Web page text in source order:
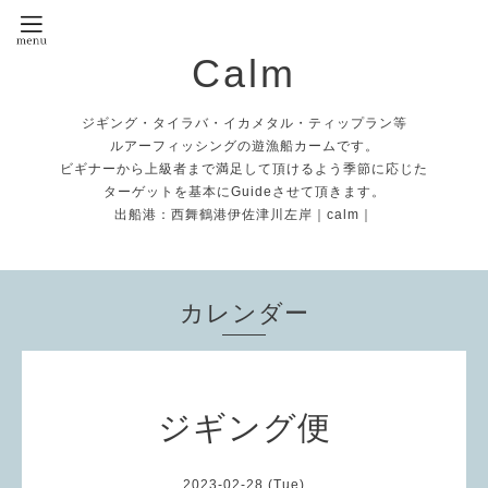
Calm
ジギング・タイラバ・イカメタル・ティップラン等
ルアーフィッシングの遊漁船カームです。
ビギナーから上級者まで満足して頂けるよう季節に応じた
ターゲットを基本にGuideさせて頂きます。
出船港：西舞鶴港伊佐津川左岸｜calm｜
カレンダー
ジギング便
2023-02-28 (Tue)